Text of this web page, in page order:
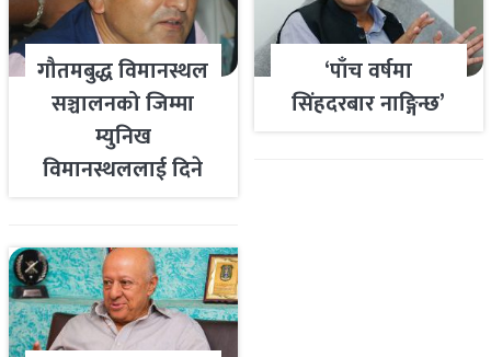
गौतमबुद्ध विमानस्थल
सञ्चालनको जिम्मा
म्युनिख
विमानस्थललाई दिने
‘पाँच वर्षमा
सिंहदरबार नाङ्गिन्छ’